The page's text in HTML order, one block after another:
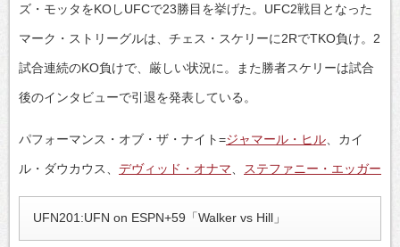
ズ・モッタをKOしUFCで23勝目を挙げた。UFC2戦目となった
マーク・ストリーグルは、チェス・スケリーに2RでTKO負け。2
試合連続のKO負けで、厳しい状況に。また勝者スケリーは試合
後のインタビューで引退を発表している。
パフォーマンス・オブ・ザ・ナイト=ジャマール・ヒル 、カイ
ル・ダウカウス、 デヴィッド・オナマ ステファニー・エッガー
UFN201:UFN on ESPN+59「Walker vs Hill」